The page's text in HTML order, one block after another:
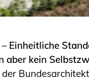
Einheitliche
aber kein